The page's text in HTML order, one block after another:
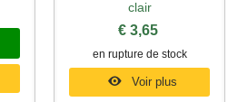
clair
€ 3,65
en rupture de stock
Voir plus